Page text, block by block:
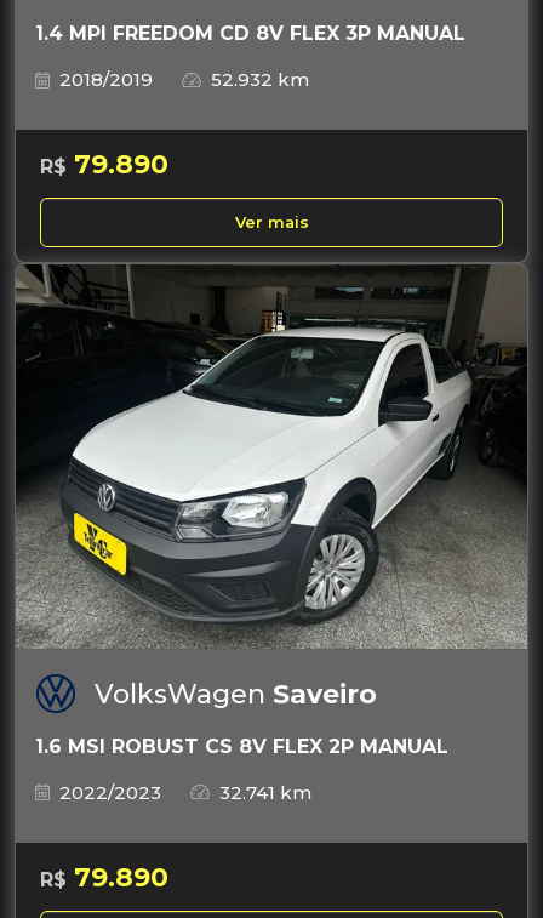
1.4 MPI FREEDOM CD 8V FLEX 3P MANUAL
2018/2019
52.932 km
R$ 79.890
Ver mais
VolksWagen Saveiro
1.6 MSI ROBUST CS 8V FLEX 2P MANUAL
2022/2023
32.741 km
R$ 79.890